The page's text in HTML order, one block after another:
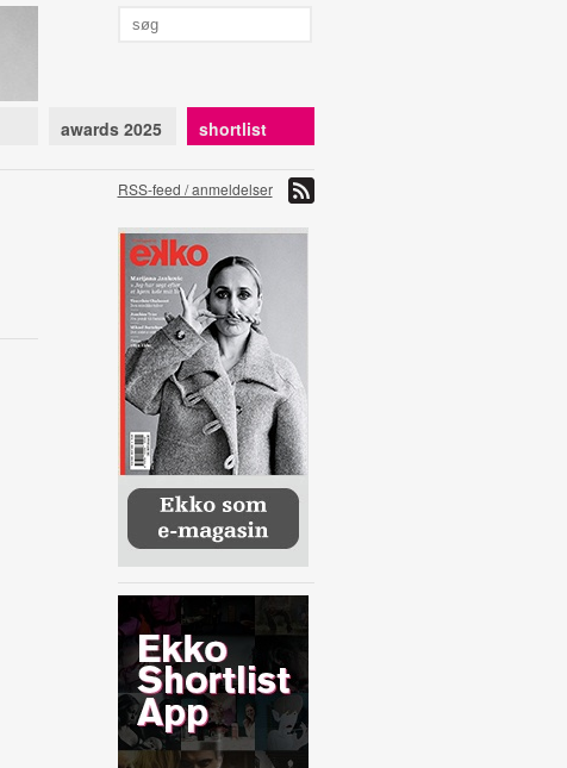
awards 2025 shortlist
RSS-feed / anmeldelser